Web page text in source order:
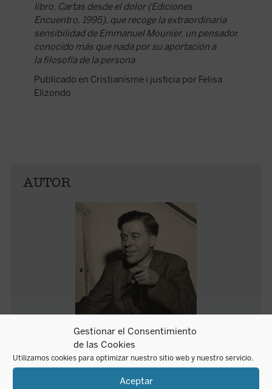
Gestionar el Consentimiento
de las Cookies
Utilizamos cookies para optimizar nuestro sitio web y nuestro servicio.
Aceptar
libro, Cartas desde el dolor(Ediciones
Encuentro, 1995), que recoge la extraordinaria
sensibilidad de Emmanuel Mounier, un pensador
conocido más que nada por su aportación a
la filosofía de la persona
Publicado en Cristianisme i justicia por Felisa
Elizondo
AUTOR
Emmanuel Mounier
Emmanuel Mounier nació en Grenoble en 1905, en el